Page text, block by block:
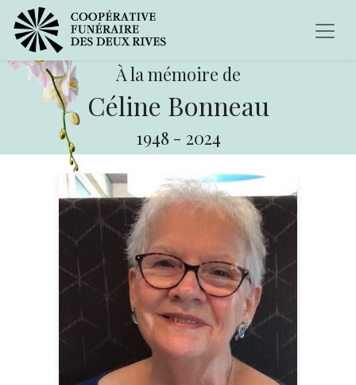
À la mémoire de
Céline Bonneau
1948 - 2024